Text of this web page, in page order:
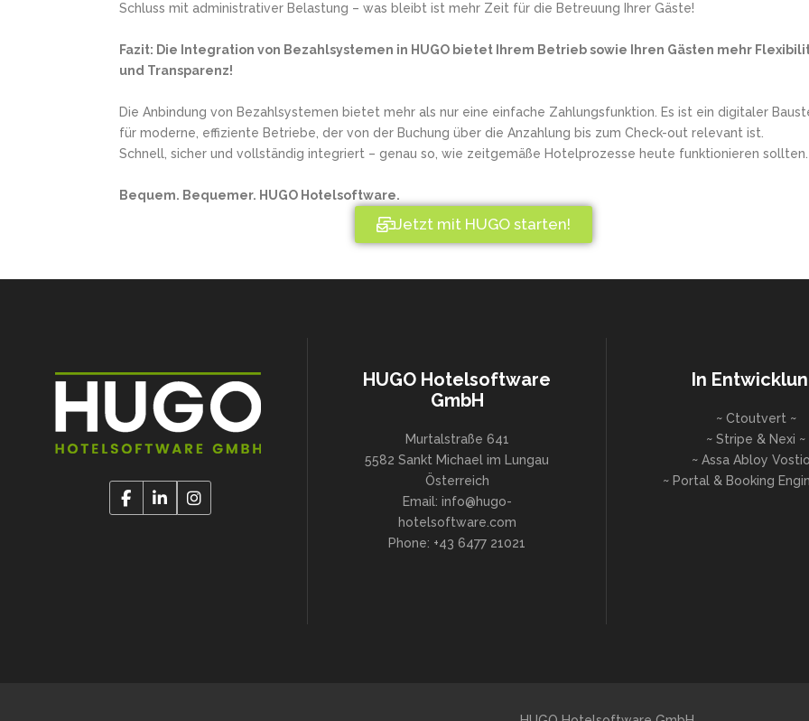
Schluss mit administrativer Belastung – was bleibt ist mehr Zeit für die Betreuung Ihrer Gäste!
Fazit: Die Integration von Bezahlsystemen in HUGO bietet Ihrem Betrieb sowie Ihren Gästen mehr
und Transparenz!
Die Anbindung von Bezahlsystemen bietet mehr als nur eine einfache Zahlungsfunktion. Es ist ein digitaler
für moderne, effiziente Betriebe, der von der Buchung über die Anzahlung bis zum Check-out relevant ist.
Schnell, sicher und vollständig integriert – genau so, wie zeitgemäße Hotelprozesse heute funktionieren sollten.
Bequem. Bequemer. HUGO Hotelsoftware.
Jetzt mit HUGO starten!
HUGO Hotelsoftware
GmbH
Murtalstraße 641
5582 Sankt Michael im Lungau
Österreich
Email: info@hugo-
hotelsoftware.com
Phone: +43 6477 21021
In
~ Ctoutvert ~
~ Stripe & Nexi ~
~ Assa Abloy
~ Portal & Booking